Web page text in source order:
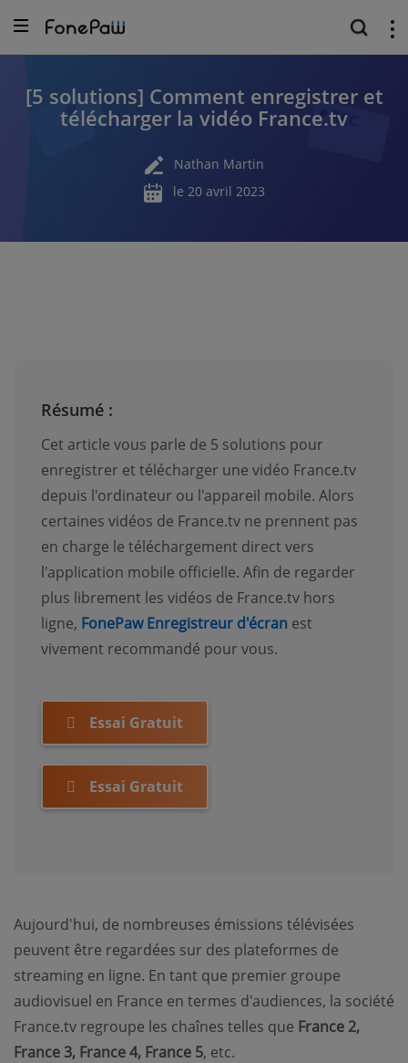
[5 solutions] Comment enregistrer et
télécharger la vidéo France.tv
Nathan Martin
le 20 avril 2023
Résumé :
Cet article vous parle de 5 solutions pour
enregistrer et télécharger une vidéo France.tv
depuis l'ordinateur ou l'appareil mobile. Alors
certaines vidéos de France.tv ne prennent pas
en charge le téléchargement direct vers
l'application mobile officielle. Afin de regarder
plus librement les vidéos de France.tv hors
ligne, FonePaw Enregistreur d'écran est
vivement recommandé pour vous.
Essai Gratuit
Essai Gratuit
Aujourd'hui, de nombreuses émissions télévisées
peuvent être regardées sur des plateformes de
streaming en ligne. En tant que premier groupe
audiovisuel en France en termes d'audiences, la société
France.tv regroupe les chaînes telles que France 2,
France 3, France 4, France 5, etc.